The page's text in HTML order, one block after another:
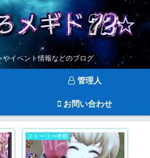
やイベント情報などのブログ
管理人
お問い合わせ
ストーリー考察